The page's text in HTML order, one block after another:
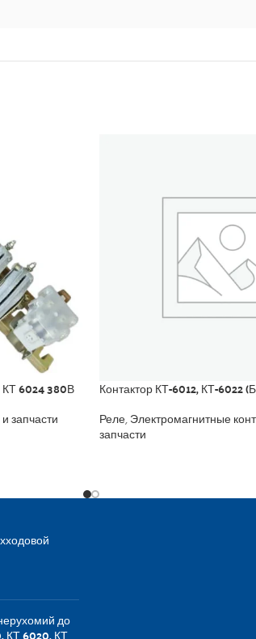
КТ 6024 380В
запчасти
Контактор КТ-6012, КТ-6022
Реле,Электромагнитные
запчасти
до